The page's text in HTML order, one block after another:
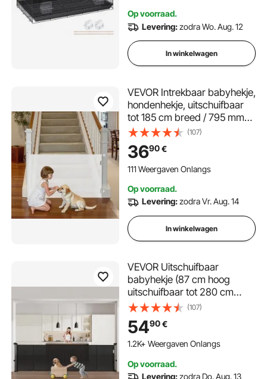
Op voorraad.
Levering:zodra Wo. Aug. 12
In winkelwagen
VEVOR Intrekbaar babyhekje,
hondenhekje, uitschuifbaar
tot 185 cm breed / 795 mm
hoog, traphekje met
veiligheidsslot,
gaasveiligheidshekje voor
trappen en gangen,
(107)
3690€
111 Weergaven Onlangs
Op voorraad.
Levering:zodra Vr. Aug. 14
In winkelwagen
VEVOR Uitschuifbaar
babyhekje (87 cm hoog
uitschuifbaar tot 280 cm
breed) uitschuifbaar hek voor
kinderen en huisdieren,
gaasmateriaal, traphekje
voor binnentrappen, deuren,
(107)
5490€
1.2K+ Weergaven Onlangs
Op voorraad.
Levering:zodra Do. Aug. 13